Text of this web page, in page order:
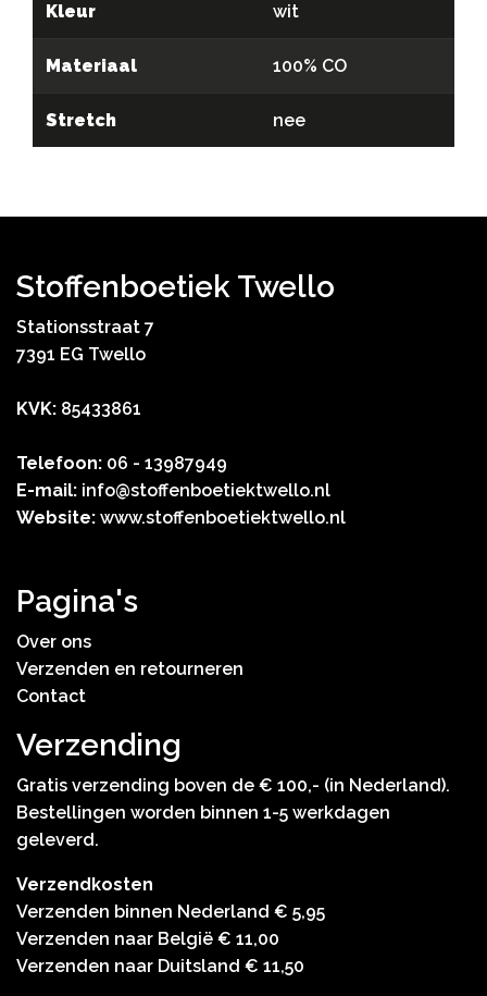
Kleur wit
Materiaal 100% CO
Stretch nee
Stoffenboetiek Twello
Stationsstraat 7
7391 EG Twello
KVK: 85433861
Telefoon: 06 - 13987949
E-mail: info@stoffenboetiektwello.nl
Website: www.stoffenboetiektwello.nl
Pagina's
Over ons
Verzenden en retourneren
Contact
Verzending
Gratis verzending boven de € 100,- (in Nederland).
Bestellingen worden binnen 1-5 werkdagen
geleverd.
Verzendkosten
Verzenden binnen Nederland € 5,95
Verzenden naar België € 11,00
Verzenden naar Duitsland € 11,50